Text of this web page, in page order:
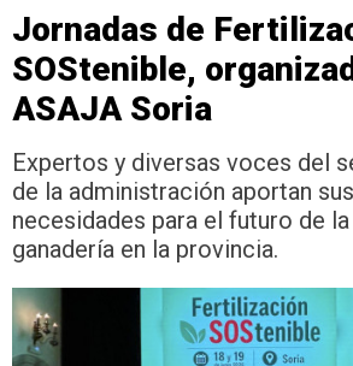
Jornadas de
SOStenible,
ASAJA Soria
Expertos y diversas voces del
de la administración aportan
necesidades para el futuro de
ganadería en la provincia.